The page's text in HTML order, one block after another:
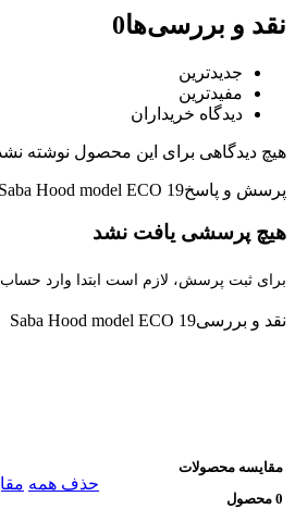
نقد و بررسی‌ها0
جدیدترین
مفیدترین
دیدگاه خریداران
هیچ دیدگاهی برای این محصول نوشته
پرسش و پاسخSaba Hood model ECO 19
هیچ پرسشی یافت نشد
برای ثبت پرسش، لازم است ابتدا وارد
نقد و بررسیSaba Hood model ECO 19
مقایسه محصولات
0 محصول
حذف همه